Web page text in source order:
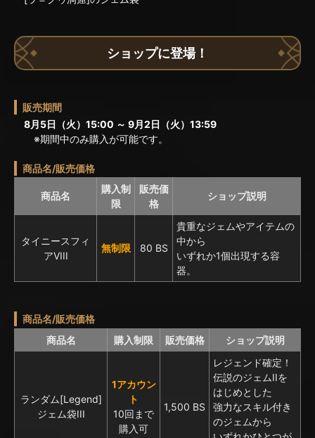
ショップに登場！
販売期間
8月5日（火）15:00 ～ 9月2日（火）13:59
※期間中のみ購入が可能です。
商品名/販売価格
商品名
購入制
限
販売価
格
ショップ説明
タイニースフィ
アVIII
無制限 80 BS
貴重なジェムやアイテムの
中から
いずれか1個出現する容
器。
商品名/販売価格
商品名
購入制限 販売価格 ショップ説明
ランダム[Legend]
ジェム袋III
1アカウン
ト
10回まで
購入可
1,500 BS
レジェンド確定！
伝説のジェムIIを
はじめとした
強力なスキル付き
のジェムから